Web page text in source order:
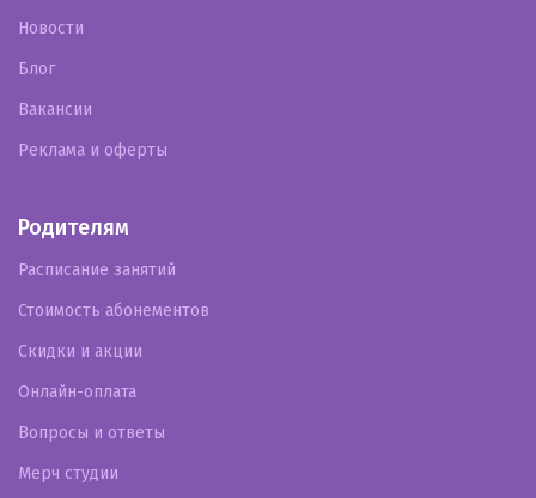
Новости
Блог
Вакансии
Реклама и оферты
Родителям
Расписание занятий
Стоимость абонементов
Скидки и акции
Онлайн-оплата
Вопросы и ответы
Мерч студии